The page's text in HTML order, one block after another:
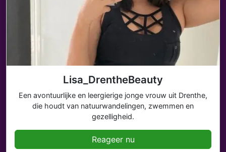
Lisa_DrentheBeauty
Een avontuurlijke en leergierige jonge vrouw uit Drenthe,
die houdt van natuurwandelingen, zwemmen en
gezelligheid.
Reageer nu